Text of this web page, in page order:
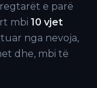
e parë
mbi 10 vjet
nga nevoja,
dhe, mbi të